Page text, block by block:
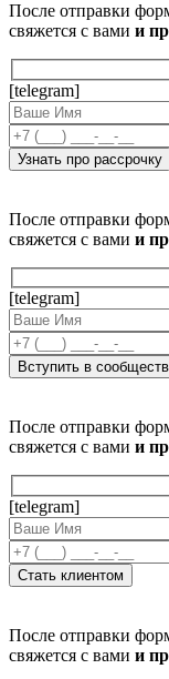
После отправки
свяжется с вами и
[telegram]
После отправки
свяжется с вами и
[telegram]
После отправки
свяжется с вами и
[telegram]
После отправки
свяжется с вами и